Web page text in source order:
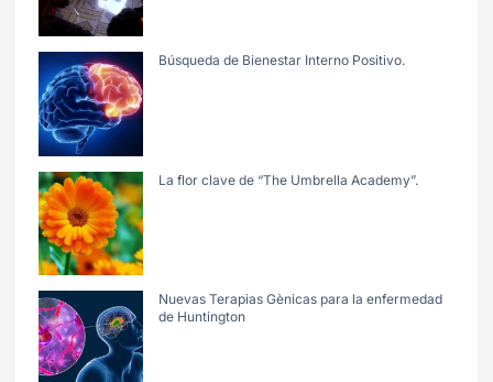
Búsqueda de Bienestar Interno Positivo.
La flor clave de “The Umbrella Academy”.
Nuevas Terapias Gènicas para la enfermedad
de Huntington